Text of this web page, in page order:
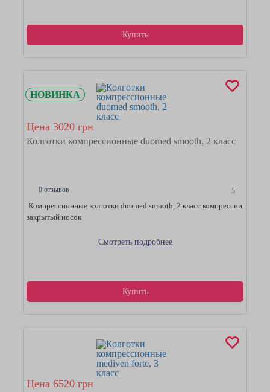
Купить
НОВИНКА
Цена 3020 грн
Колготки компрессионные duomed smooth, 2 класс
0 отзывов 5
Компрессионные колготки duomed smooth, 2 класс компрессии
закрытый носок
Смотреть подробнее
Купить
Цена 6520 грн